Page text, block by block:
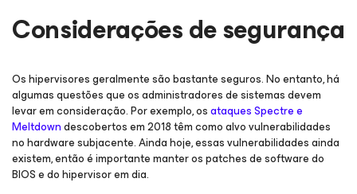
Considerações de segurança
Os hipervisores geralmente são bastante seguros. No entanto, há
algumas questões que os administradores de sistemas devem
levar em consideração. Por exemplo, osataques Spectre e
Meltdowndescobertos em 2018 têm como alvo vulnerabilidades
no hardware subjacente. Ainda hoje, essas vulnerabilidades ainda
existem, então é importante manter os patches de software do
BIOS e do hipervisor em dia.